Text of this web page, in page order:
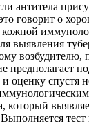
антитела
говорит о
выявления
возбудителю,
предполагает
оценку спустя
который